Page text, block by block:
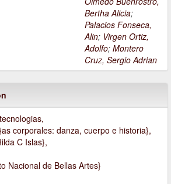
Bertha Alicia;
Palacios Fonseca,
Alin; Virgen Ortiz,
Adolfo; Montero
Cruz, Sergio Adrian
corporales: danza, cuerpo e historia},
C Islas},
Nacional de Bellas Artes}